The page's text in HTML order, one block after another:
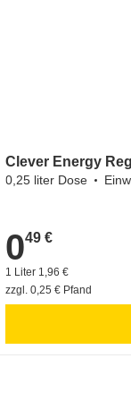
Clever Energy
0,25 liter Dose
0,49 €
049 €
1 Liter 1,96 €
zzgl. 0,25 € Pfand